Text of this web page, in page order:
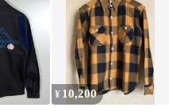
2.2万税込
¥ 10,200